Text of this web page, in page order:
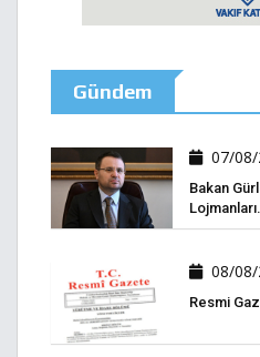
Gündem
07/
Bakan
08/
Resmi